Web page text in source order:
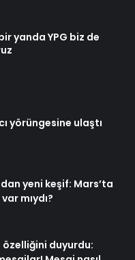
yanda YPG biz de
yörüngesine ulaştı
yeni keşif: Mars’ta
mıydı?
duyurdu: